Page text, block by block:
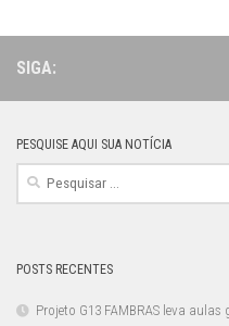
SIGA:
PESQUISE AQUI SUA NOTÍCIA
Pesquisar
POSTS RECENTES
Projeto G13 FAMBRAS leva